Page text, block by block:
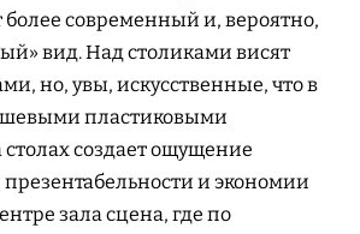
современный и, вероятно,
вид. Над столиками висят
но, увы, искусственные, что в
пластиковыми
создает ощущение
презентабельности и экономии
зала сцена, где по